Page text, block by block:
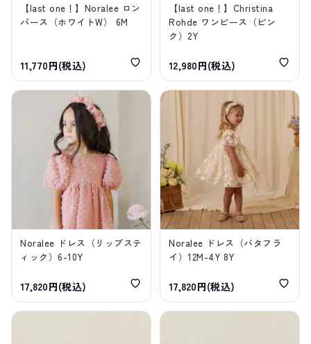
【last one！】Noralee ロン
パース（ホワイトW） 6M
11,770円(税込)
【last one！】Christina
Rohde ワンピース（ピン
ク）2Y
12,980円(税込)
Noralee ドレス（リップステ
ィック）6-10Y
17,820円(税込)
Noralee ドレス（バタフラ
イ）12M-4Y 8Y
17,820円(税込)